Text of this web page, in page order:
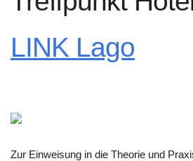
LINK Lago
Zur Einweisung in die Theorie und